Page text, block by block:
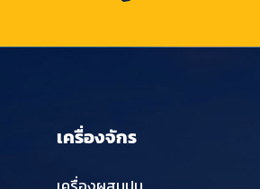
เครื่องจักร